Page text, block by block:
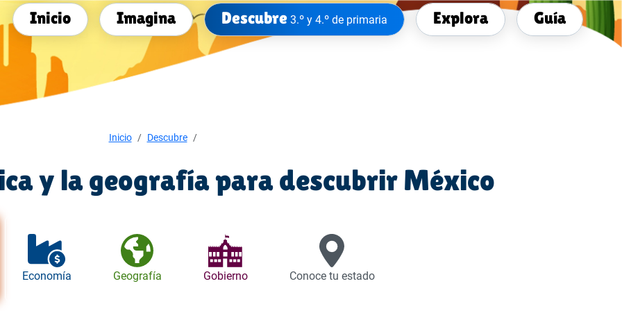
Inicio Imagina Descubre 3.º y 4.º de primaria Explora Guía
Inicio Descubre
y la geografía para descubrir México
Economía Geografía Gobierno Conoce tu estado